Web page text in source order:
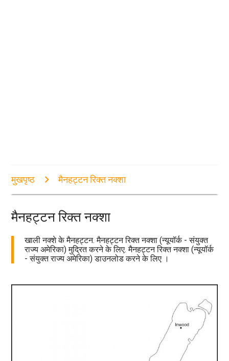
मुखपृष्ठ मैनहट्टन रिक्त नक्शा
मैनहट्टन रिक्त नक्शा
खाली नक्शे के मैनहट्टन. मैनहट्टन रिक्त नक्शा (न्यूयॉर्क - संयुक्त
राज्य अमेरिका) मुद्रित करने के लिए. मैनहट्टन रिक्त नक्शा (न्यूयॉर्क
- संयुक्त राज्य अमेरिका) डाउनलोड करने के लिए ।